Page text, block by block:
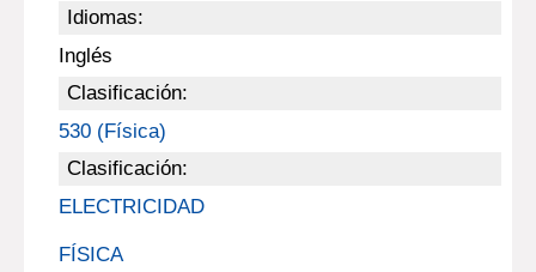
Idiomas:
Inglés
Clasificación:
530 (Física)
Clasificación:
ELECTRICIDAD
FÍSICA